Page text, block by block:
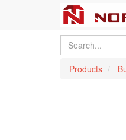
Products